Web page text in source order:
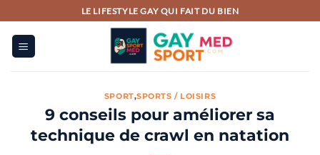
au
contenu
LE LIFESTYLE GAY QUI FAIT DU BIEN
SPORT,SPORTS / LOISIRS
9 conseils pour améliorer sa
technique de crawl en natation